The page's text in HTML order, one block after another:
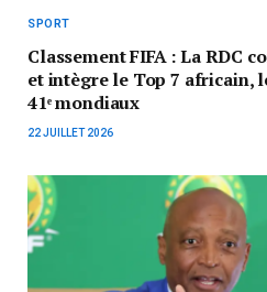
SPORT
Classement FIFA : La RDC
et intègre le Top 7 africain,
41ᵉ mondiaux
22 JUILLET 2026